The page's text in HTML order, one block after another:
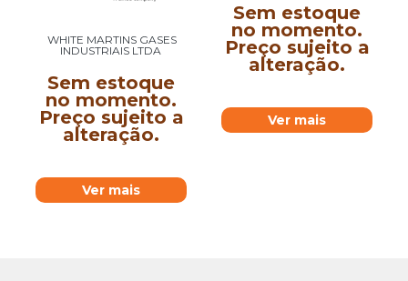
WHITE MARTINS GASES
INDUSTRIAIS LTDA
Sem estoque
no momento.
Preço sujeito a
alteração.
Ver mais
Sem estoque
no momento.
Preço sujeito a
alteração.
Ver mais